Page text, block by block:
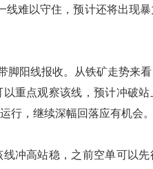
线难以守住，预计还将出现
阳线报收。从铁矿走势来看
重点观察该线，预计冲破
行，继续深幅回落应有机会。
高站稳，之前空单可以先